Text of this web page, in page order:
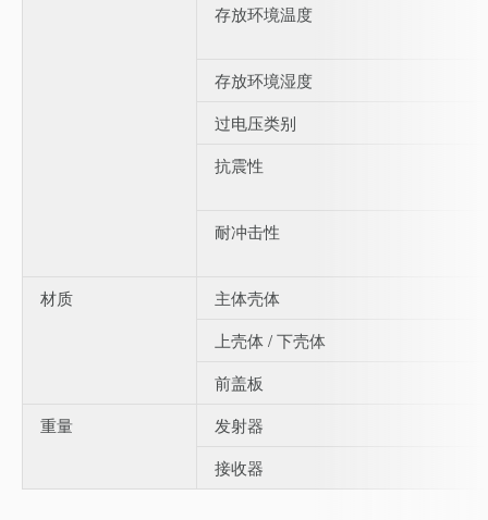
存放环境温度
存放环境湿度
过电压类别
抗震性
耐冲击性
材质
主体壳体
上壳体 / 下壳体
前盖板
重量
发射器
接收器